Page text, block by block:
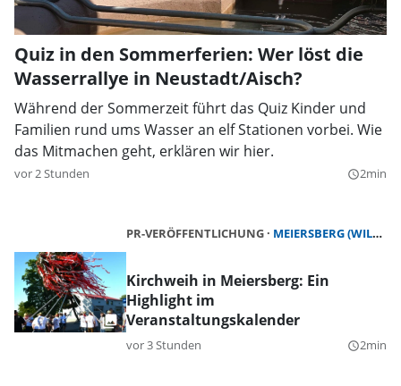
Quiz in den Sommerferien: Wer löst die
Wasserrallye in Neustadt/Aisch?
Während der Sommerzeit führt das Quiz Kinder und
Familien rund ums Wasser an elf Stationen vorbei. Wie
das Mitmachen geht, erklären wir hier.
vor 2 Stunden query_builder2min
PR-VERÖFFENTLICHUNG MEIERSBERG (WILHERMSDORF)
Kirchweih in Meiersberg: Ein
Highlight im
Veranstaltungskalender
vor 3 Stunden query_builder2min